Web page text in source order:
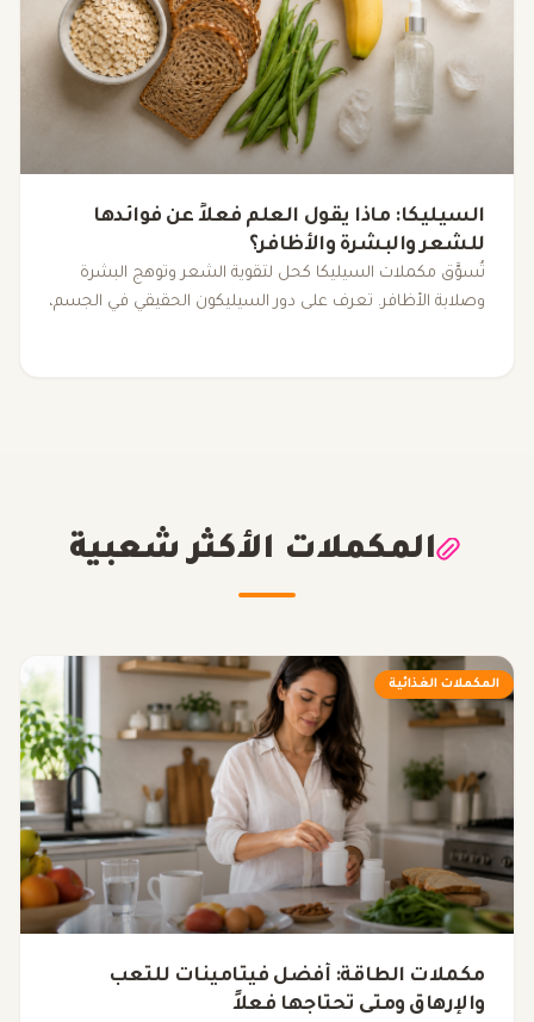
السيليكا: ماذا يقول العلم فعلاً عن فوائدها
للشعر والبشرة والأظافر؟
تُسوَّق مكملات السيليكا كحل لتقوية الشعر وتوهج البشرة
وصلابة الأظافر. تعرف على دور السيليكون الحقيقي في الجسم،
المكملات الأكثر شعبية
المكملات الغذائية
مكملات الطاقة: أفضل فيتامينات للتعب
والإرهاق ومتى تحتاجها فعلاً